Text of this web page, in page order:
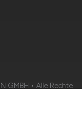
GMBH • Alle Rechte